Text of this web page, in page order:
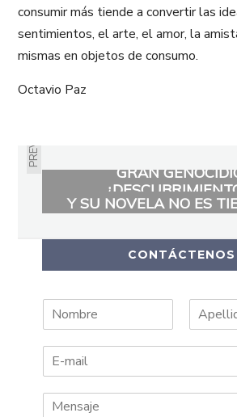
consumir más tiende a convertir las
sentimientos, el arte, el amor, la
mismas en objetos de consumo.
Octavio Paz
PREVIOUS
GRAN
EXTERMINIO?
MARGARITA DAGER-
Y SU NOVELA NO ES
MORIR
CONTÁCTENOS
o
b
p
l